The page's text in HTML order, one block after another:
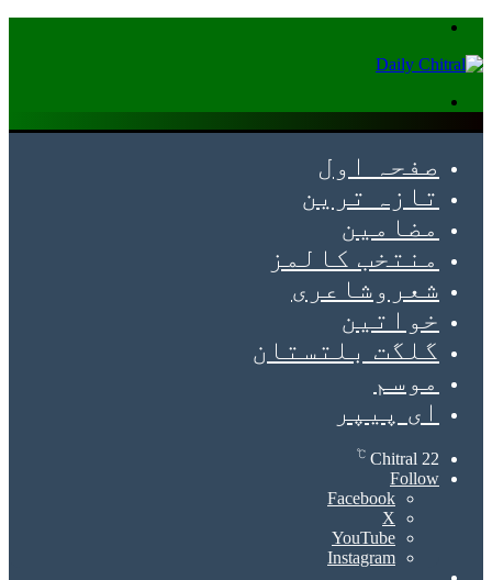
صفحہ اول
تازہ ترین
مضامین
منتخب کالمز
شعروشاعری
خواتین
گلگت بلتستان
موسم
ای پیپر
Chitral 22
℃
Follow
Facebook
X
YouTube
Instagram